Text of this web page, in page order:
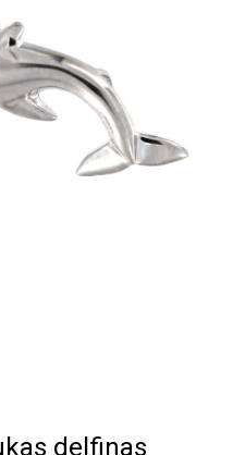
delfinas